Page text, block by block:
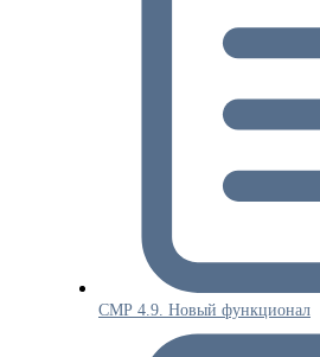
СМР 4.9. Новый функционал